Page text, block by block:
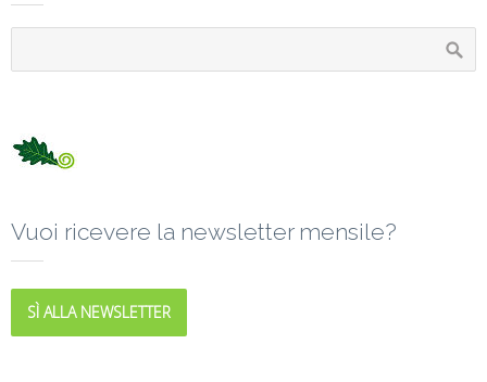
Vuoi ricevere la newsletter mensile?
SÌ ALLA NEWSLETTER